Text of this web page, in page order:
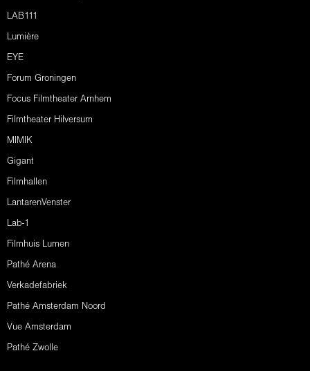
LAB111
Lumière
EYE
Forum Groningen
Focus Filmtheater Arnhem
Filmtheater Hilversum
MIMIK
Gigant
Filmhallen
LantarenVenster
Lab-1
Filmhuis Lumen
Pathé Arena
Verkadefabriek
Pathé Amsterdam Noord
Vue Amsterdam
Pathé Zwolle